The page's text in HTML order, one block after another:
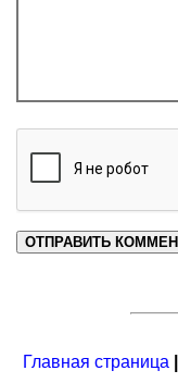
Главная страница